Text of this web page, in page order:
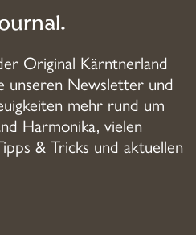
Original Kärntnerland
unseren Newsletter und
mehr rund um
Harmonika, vielen
& Tricks und aktuellen